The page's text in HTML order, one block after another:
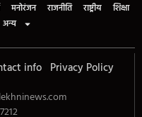
मनोरंजन राजनीति राष्ट्रीय
शिक्षा
अन्य
info Privacy Policy